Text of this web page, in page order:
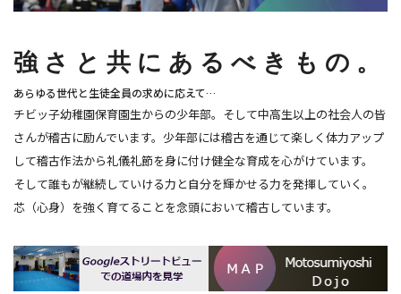
強さと共にあるべきもの。
あらゆる世代と生徒全員の求めに応えて…
チビッ子幼稚園保育園生からの少年部。そして中高生以上の社会人の皆
さんが稽古に励んでいます。少年部には稽古を通じて楽しく体力アップ
して稽古作法から礼儀礼節を身に付け健全な育成を心がけています。
そして誰もが継続していける力と自分を輝かせる力を発揮していく。
芯（心身）を強く育てることを念頭において稽古しています。